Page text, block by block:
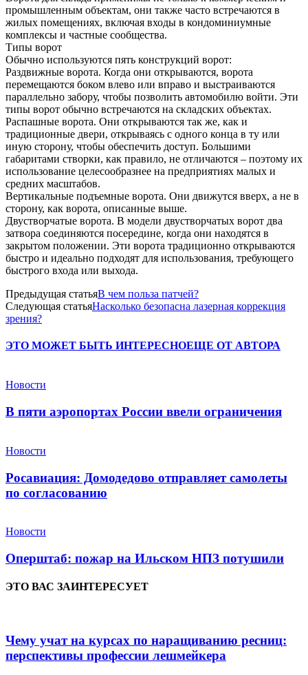
промышленным объектам, они также часто встречаются в
жилых помещениях, включая входы в кондоминиумные
комплексы и частные сообщества.
Типы ворот
Обычно используются пять конструкций ворот:
Раздвижные ворота. Когда они открываются, ворота
перемещаются боком влево или вправо и выстраиваются
параллельно забору, чтобы позволить автомобилю войти. Эти
типы ворот обычно встречаются на складских объектах.
Распашные ворота. Они открываются так же, как и
традиционные двери, открываясь с одного конца в ту или
иную сторону, чтобы обеспечить доступ. Большими
габаритами створки, как правило, не отличаются – поэтому их
использование целесообразнее на предприятиях малых и
средних масштабов.
Вертикальные подъемные ворота. Они движутся вверх, а не в
сторону, как ворота, описанные выше.
Двустворчатые ворота. В модели двустворчатых ворот два
затвора соединяются посередине, когда они находятся в
закрытом положении. Эти ворота традиционно открываются
быстро и идеально подходят для использования, требующего
быстрого входа или выхода.
Предыдущая статьяВ чем польза патчей?
Следующая статьяНасколько безопасна лазерная коррекция
зрения?
ЭТО МОЖЕТ БЫТЬ ИНТЕРЕСНОЕЩЕ ОТ АВТОРА
Новости
В пяти аэропортах России ввели ограничения
Новости
Росавиация: Домодедово отправляет самолеты
по согласованию
Новости
Оперштаб: пожар на Ильском НПЗ потушили
ЭТО ВАС ЗАИНТЕРЕСУЕТ
Чему учат на курсах по наращиванию ресниц:
перспективы профессии лешмейкера